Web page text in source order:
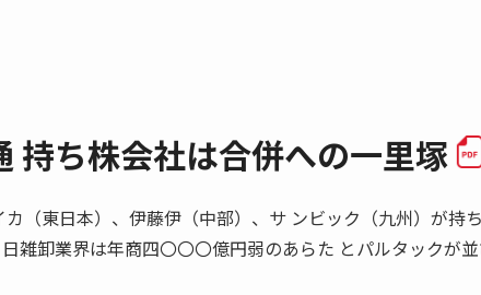
持ち株会社は合併への一里塚
カ（東日本）、伊藤伊（中部）、サ ンビック（九州）が持
雑卸業界は年商四〇〇〇億円弱のあらた とパルタックが